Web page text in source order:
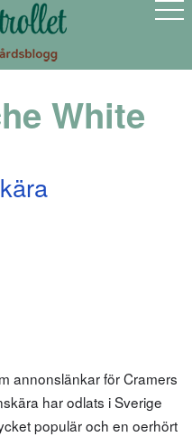
White
annonslänkar för Cramers
har odlats i Sverige
populär och en oerhört